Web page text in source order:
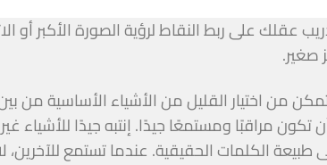
عقلك على ربط النقاط لرؤية الصورة الأكبر أو
صغير.
من اختيار القليل من الأشياء الأساسية من بين
تكون مراقبًا ومستمعًا جيدًا. إنتبه جيدًا للأشياء
طبيعة الكلمات الحقيقية. عندما تستمع للآخرين،